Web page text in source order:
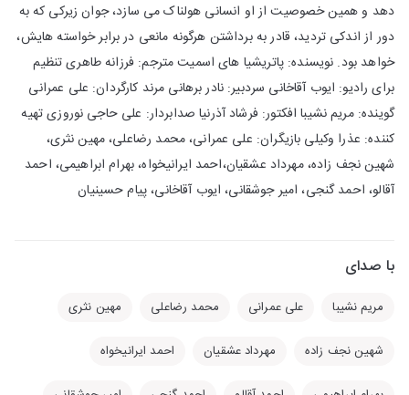
دهد و همین خصوصیت از او انسانی هولناک می سازد، جوان زیرکی که به
دور از اندکی تردید، قادر به برداشتن هرگونه مانعی در برابر خواسته هایش،
خواهد بود. نویسنده: پاتریشیا های اسمیت مترجم: فرزانه طاهری تنظیم
برای رادیو: ایوب آقاخانی سردبیر: نادر برهانی مرند کارگردان: علی عمرانی
گوینده: مریم نشیبا افکتور: فرشاد آذرنیا صدابردار: علی حاجی نوروزی تهیه
کننده: عذرا وکیلی بازیگران: علی عمرانی، محمد رضاعلی، مهین نثری،
شهین نجف زاده، مهرداد عشقیان،احمد ایرانیخواه، بهرام ابراهیمی، احمد
آقالو، احمد گنجی، امیر جوشقانی، ایوب آقاخانی، پیام حسینیان
با صدای
مریم نشیبا علی عمرانی محمد رضاعلی مهین نثری
شهین نجف زاده مهرداد عشقیان احمد ایرانیخواه